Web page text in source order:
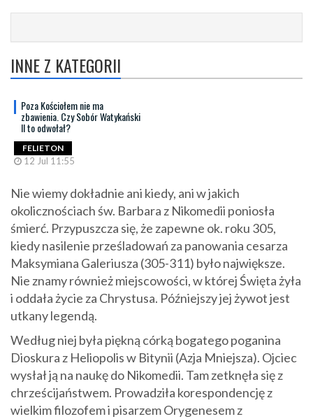
INNE Z KATEGORII
Poza Kościołem nie ma
zbawienia. Czy Sobór Watykański
II to odwołał?
FELIETON
12 Jul 11:55
Nie wiemy dokładnie ani kiedy, ani w jakich
okolicznościach św. Barbara z Nikomedii poniosła
śmierć. Przypuszcza się, że zapewne ok. roku 305,
kiedy nasilenie prześladowań za panowania cesarza
Maksymiana Galeriusza (305-311) było największe.
Nie znamy również miejscowości, w której Święta żyła
i oddała życie za Chrystusa. Późniejszy jej żywot jest
utkany legendą.
Według niej była piękną córką bogatego poganina
Dioskura z Heliopolis w Bitynii (Azja Mniejsza). Ojciec
wysłał ją na naukę do Nikomedii. Tam zetknęła się z
chrześcijaństwem. Prowadziła korespondencję z
wielkim filozofem i pisarzem Orygenesem z